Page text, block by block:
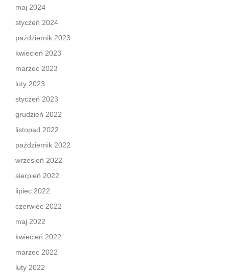
maj 2024
styczeń 2024
październik 2023
kwiecień 2023
marzec 2023
luty 2023
styczeń 2023
grudzień 2022
listopad 2022
październik 2022
wrzesień 2022
sierpień 2022
lipiec 2022
czerwiec 2022
maj 2022
kwiecień 2022
marzec 2022
luty 2022